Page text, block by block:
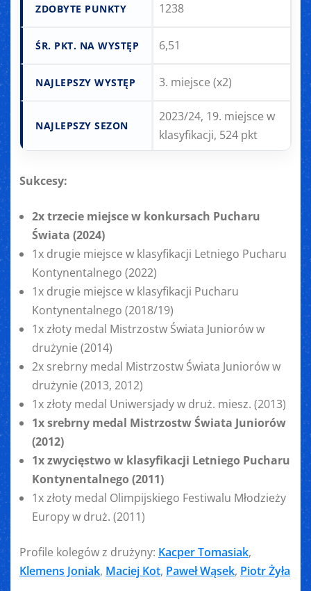
ZDOBYTE PUNKTY 1238
ŚR. PKT. NA WYSTĘP 6,51
NAJLEPSZY WYSTĘP 3. miejsce (x2)
NAJLEPSZY SEZON
2023/24, 19. miejsce w
klasyfikacji, 524 pkt
Sukcesy:
2x trzecie miejsce w konkursach Pucharu
Świata (2024)
1x drugie miejsce w klasyfikacji Letniego Pucharu
Kontynentalnego (2022)
1x drugie miejsce w klasyfikacji Pucharu
Kontynentalnego (2018/19)
1x złoty medal Mistrzostw Świata Juniorów w
drużynie (2014)
2x srebrny medal Mistrzostw Świata Juniorów w
drużynie (2013, 2012)
1x złoty medal Uniwersjady w druż. miesz. (2013)
1x srebrny medal Mistrzostw Świata Juniorów
(2012)
1x zwycięstwo w klasyfikacji Letniego Pucharu
Kontynentalnego (2011)
1x złoty medal Olimpijskiego Festiwalu Młodzieży
Europy w druż. (2011)
Profile kolegów z drużyny: Kacper Tomasiak,
Klemens Joniak, Maciej Kot, Paweł Wąsek, Piotr Żyła